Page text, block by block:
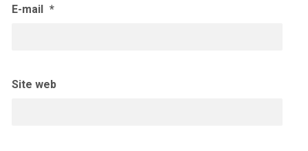
E-mail *
Site web